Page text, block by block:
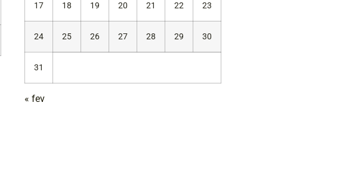
17 18 19 20 21 22 23
24 25 26 27 28 29 30
31
« fev